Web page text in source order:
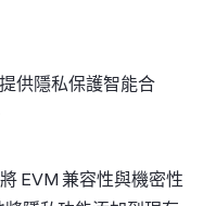
供隱私保護智能合
EVM 兼容性與機密性